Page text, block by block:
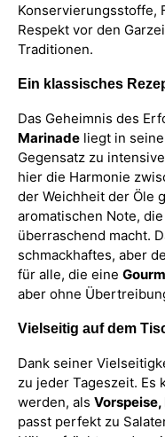
Konservierungsstoffe,
Respekt vor den
Traditionen.
Ein klassisches
Das Geheimnis des
Marinade liegt in
Gegensatz zu
hier die Harmonie
der Weichheit der Öle
aromatischen Note,
überraschend macht.
schmackhaftes, aber
für alle, die eine
aber ohne
Vielseitig auf dem
Dank seiner
zu jeder Tageszeit. Es
werden, als
passt perfekt zu